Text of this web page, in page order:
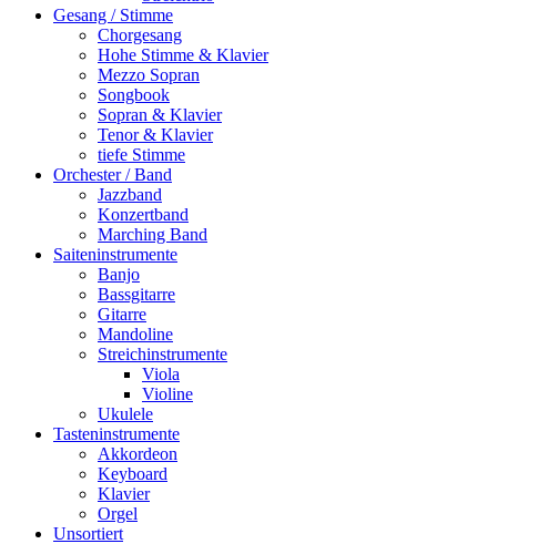
Gesang / Stimme
Chorgesang
Hohe Stimme & Klavier
Mezzo Sopran
Songbook
Sopran & Klavier
Tenor & Klavier
tiefe Stimme
Orchester / Band
Jazzband
Konzertband
Marching Band
Saiteninstrumente
Banjo
Bassgitarre
Gitarre
Mandoline
Streichinstrumente
Viola
Violine
Ukulele
Tasteninstrumente
Akkordeon
Keyboard
Klavier
Orgel
Unsortiert